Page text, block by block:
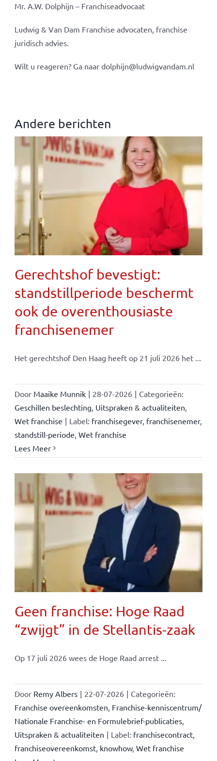
Mr. A.W. Dolphijn – Franchiseadvocaat
Ludwig & Van Dam Franchise advocaten, franchise
juridisch advies.
Wilt u reageren? Ga naar dolphijn@ludwigvandam.nl
Andere berichten
Gerechtshof bevestigt:
standstillperiode beschermt
ook de overenthousiaste
franchisenemer
Het gerechtshof Den Haag heeft op 21 juli 2026 het ...
Door Maaike Munnik | 28-07-2026 | Categorieën:
Geschillen beslechting Uitspraken & actualiteiten
Wet franchise | Label: franchisegever, franchisenemer,
standstill-periode Wet franchise
Lees Meer
Geen franchise: Hoge Raad
“zwijgt” in de Stellantis-zaak
Op 17 juli 2026 wees de Hoge Raad arrest ...
Door Remy Albers | 22-07-2026 | Categorieën:
Franchise overeenkomsten Franchise-kenniscentrum/
Nationale Franchise- en Formulebrief-publicaties,
Uitspraken & actualiteiten | Label: franchisecontract,
franchiseovereenkomst, knowhow, Wet franchise